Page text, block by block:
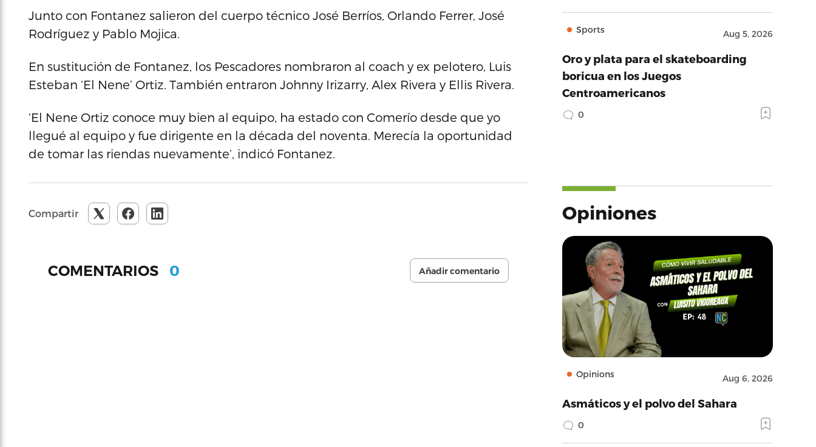
Junto con Fontanez salieron del cuerpo técnico José Berríos, Orlando Ferrer, José
Rodríguez y Pablo Mojica.
En sustitución de Fontanez, los Pescadores nombraron al coach y ex pelotero, Luis
Esteban ‘El Nene’ Ortiz. También entraron Johnny Irizarry, Alex Rivera y Ellis Rivera.
‘El Nene Ortiz conoce muy bien al equipo, ha estado con Comerío desde que yo
llegué al equipo y fue dirigente en la década del noventa. Merecía la oportunidad
de tomar las riendas nuevamente’, indicó Fontanez.
Compartir
COMENTARIOS 0 Añadir comentario
Sports Aug 5, 2026
Oro y plata para el skateboarding
boricua en los Juegos
Centroamericanos
0
Opiniones
Opinions Aug 6, 2026
Asmáticos y el polvo del Sahara
0